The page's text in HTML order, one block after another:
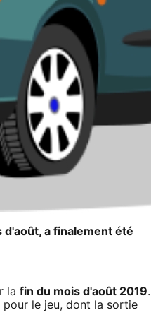
d'août, a finalement été
la fin du mois d'août 2019.
pour le jeu, dont la sortie